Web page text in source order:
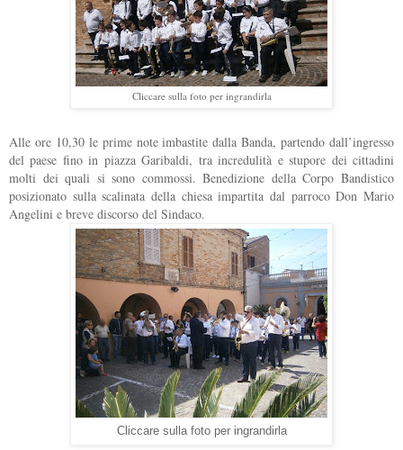
Cliccare sulla foto per ingrandirla
Alle ore 10,30 le prime note imbastite dalla Banda, partendo dall’ingresso
del paese fino in piazza Garibaldi, tra incredulità e stupore dei cittadini
molti dei quali si sono commossi. Benedizione della Corpo Bandistico
posizionato sulla scalinata della chiesa impartita dal parroco Don Mario
Angelini e breve discorso del Sindaco.
Cliccare sulla foto per ingrandirla